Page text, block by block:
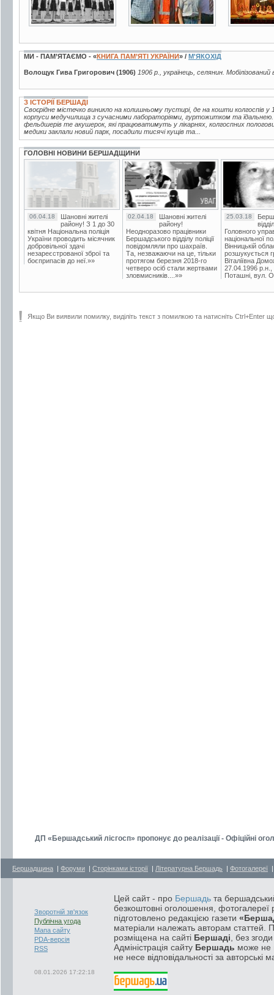
МИ - ПАМ’ЯТАЄМО - «КНИГА ПАМ’ЯТІ УКРАЇНИ» / М'ЯКОХІД
Волощук Гива Григорович (1906) 1906 р., українець, селянин.
З ІСТОРІЇ БЕРШАДІ
Своєрідне містечко виникло на колишньому пустирі, де на кошти колгоспів у
корпуси медучилища з сучасними лабораторіями, гуртожитком та
фельдшерів те акушерок, які працюватимуть у лікарнях, колгоспних
медики заклали новий парк, посадили тисячі кущів та...
ГОЛОВНІ НОВИНИ БЕРШАДЩИНИ
06.04.18
Шановні жителі
району! З 1 до 30
квітня Національна поліція
України проводить місячник
добровільної здачі
незареєстрованої зброї та
боєприпасів до неї.»»
02.04.18
Шановні жителі
району!
Неодноразово працівники
Бершадського відділу поліції
повідомляли про шахраїв.
Та, незважаючи на це, тільки
протягом березня 2018-го
четверо осіб стали жертвами
зловмисників....»»
25.03.18
Головного
національної
Вінницькій
розшукується
Віталіївна
27.04.1996 р.н.,
Поташні, вул.
Якщо Ви виявили помилку, виділіть текст з помилкою та натисніть Ctrl+Enter
ДП «Бершадський лісгосп» пропонує до реалізації - Офіційні
Бершадщина | Форуми | Сторінками історії | Літературна Бершадь | Фотогалереї
Зворотній зв'язок
Публічна угода
Мапа сайту
PDA-версія
RSS
08.01.2026 17:22:18
Цей сайт - про Бершадь та
безкоштовні оголошення, фотогалереї
підготовлено редакцією газети
матеріали належать авторам статтей.
розміщена на сайті Бершаді , без
Адміністрація сайту Бершадь може не
не несе відповідальності за авторські